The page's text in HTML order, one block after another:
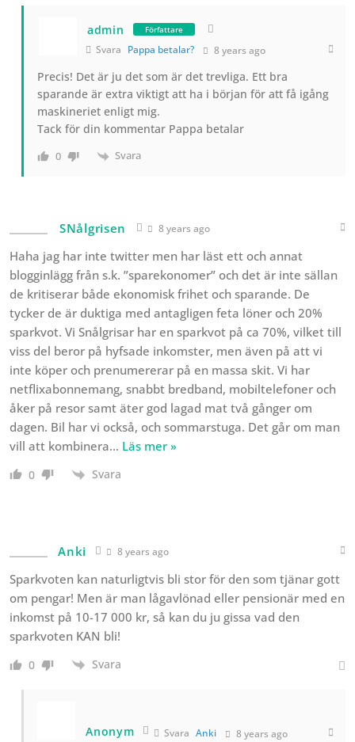
admin Författare
Svara Pappa betalar? 8 years ago
Precis! Det är ju det som är det trevliga. Ett bra
sparande är extra viktigt att ha i början för att få igång
maskineriet enligt mig.
Tack för din kommentar Pappa betalar
0 Svara
SNålgrisen 8 years ago
Haha jag har inte twitter men har läst ett och annat
blogginlägg från s.k. ”sparekonomer” och det är inte sällan
de kritiserar både ekonomisk frihet och sparande. De
tycker de är duktiga med antagligen feta löner och 20%
sparkvot. Vi Snålgrisar har en sparkvot på ca 70%, vilket till
viss del beror på hyfsade inkomster, men även på att vi
inte köper och prenumererar på en massa skit. Vi har
netflixabonnemang, snabbt bredband, mobiltelefoner och
åker på resor samt äter god lagad mat två gånger om
dagen. Bil har vi också, och sommarstuga. Det går om man
vill att kombinera… Läs mer »
0 Svara
Anki 8 years ago
Sparkvoten kan naturligtvis bli stor för den som tjänar gott
om pengar! Men är man lågavlönad eller pensionär med en
inkomst på 10-17 000 kr, så kan du ju gissa vad den
sparkvoten KAN bli!
0 Svara
Anonym Svara Anki 8 years ago